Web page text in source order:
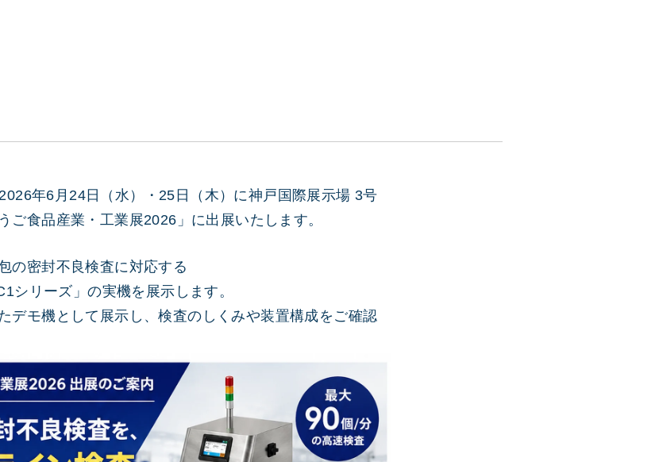
年6月24日（水）・25日（木）に神戸国際展示場 3号
ご食品産業・工業展2026」に出展いたします。
の密封不良検査に対応する
シリーズ」の実機を展示します。
デモ機として展示し、検査のしくみや装置構成をご確認